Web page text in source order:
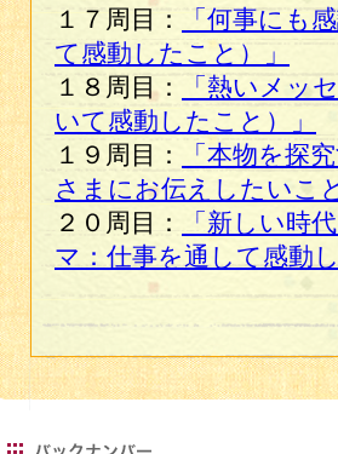
１７周目：
「何事にも
て感動したこと）」
１８周目：
「熱いメッ
いて感動したこと）」
１９周目：
「本物を探
さまにお伝えしたいこ
２０周目：
「新しい時
マ：仕事を通して感動